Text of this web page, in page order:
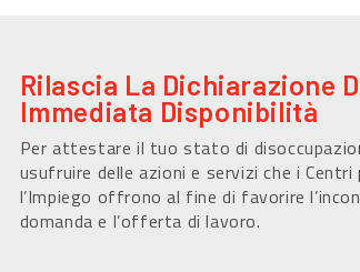
Rilascia La Dichiarazione
Immediata Disponibilità
Per attestare il tuo stato di
usufruire delle azioni e servizi che i Centri
l’Impiego offrono al fine di favorire
domanda e l’offerta di lavoro.